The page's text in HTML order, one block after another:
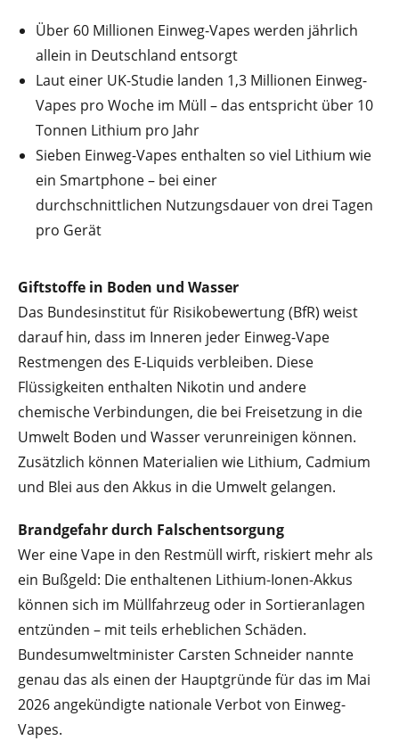
Über 60 Millionen Einweg-Vapes werden jährlich
allein in Deutschland entsorgt
Laut einer UK-Studie landen 1,3 Millionen Einweg-
Vapes pro Woche im Müll – das entspricht über 10
Tonnen Lithium pro Jahr
Sieben Einweg-Vapes enthalten so viel Lithium wie
ein Smartphone – bei einer
durchschnittlichen Nutzungsdauer von drei Tagen
pro Gerät
Giftstoffe in Boden und Wasser
Das Bundesinstitut für Risikobewertung (BfR) weist
darauf hin, dass im Inneren jeder Einweg-Vape
Restmengen des E-Liquids verbleiben. Diese
Flüssigkeiten enthalten Nikotin und andere
chemische Verbindungen, die bei Freisetzung in die
Umwelt Boden und Wasser verunreinigen können.
Zusätzlich können Materialien wie Lithium, Cadmium
und Blei aus den Akkus in die Umwelt gelangen.
Brandgefahr durch Falschentsorgung
Wer eine Vape in den Restmüll wirft, riskiert mehr als
ein Bußgeld: Die enthaltenen Lithium-Ionen-Akkus
können sich im Müllfahrzeug oder in Sortieranlagen
entzünden – mit teils erheblichen Schäden.
Bundesumweltminister Carsten Schneider nannte
genau das als einen der Hauptgründe für das im Mai
2026 angekündigte nationale Verbot von Einweg-
Vapes.